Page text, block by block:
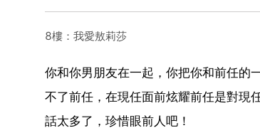
8樓：我愛敖莉莎
你和你男朋友在一起，你把你和前任的
不了前任，在現任面前炫耀前任是對現
話太多了，珍惜眼前人吧！